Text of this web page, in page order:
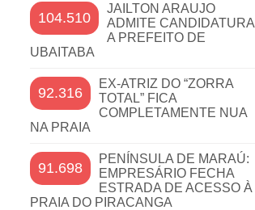
104.510
JAILTON ARAUJO
ADMITE CANDIDATURA
A PREFEITO DE
UBAITABA
92.316
EX-ATRIZ DO “ZORRA
TOTAL” FICA
COMPLETAMENTE NUA
NA PRAIA
91.698
PENÍNSULA DE MARAÚ:
EMPRESÁRIO FECHA
ESTRADA DE ACESSO À
PRAIA DO PIRACANGA